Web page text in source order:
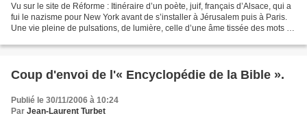
Vu sur le site de Réforme : Itinéraire d’un poète, juif, français d’Alsace, qui a
fui le nazisme pour New York avant de s’installer à Jérusalem puis à Paris.
Une vie pleine de pulsations, de lumière, celle d’une âme tissée des mots de
Coup d'envoi de l'« Encyclopédie de la Bible ».
Publié le 30/11/2006 à 10:24
Par Jean-Laurent Turbet